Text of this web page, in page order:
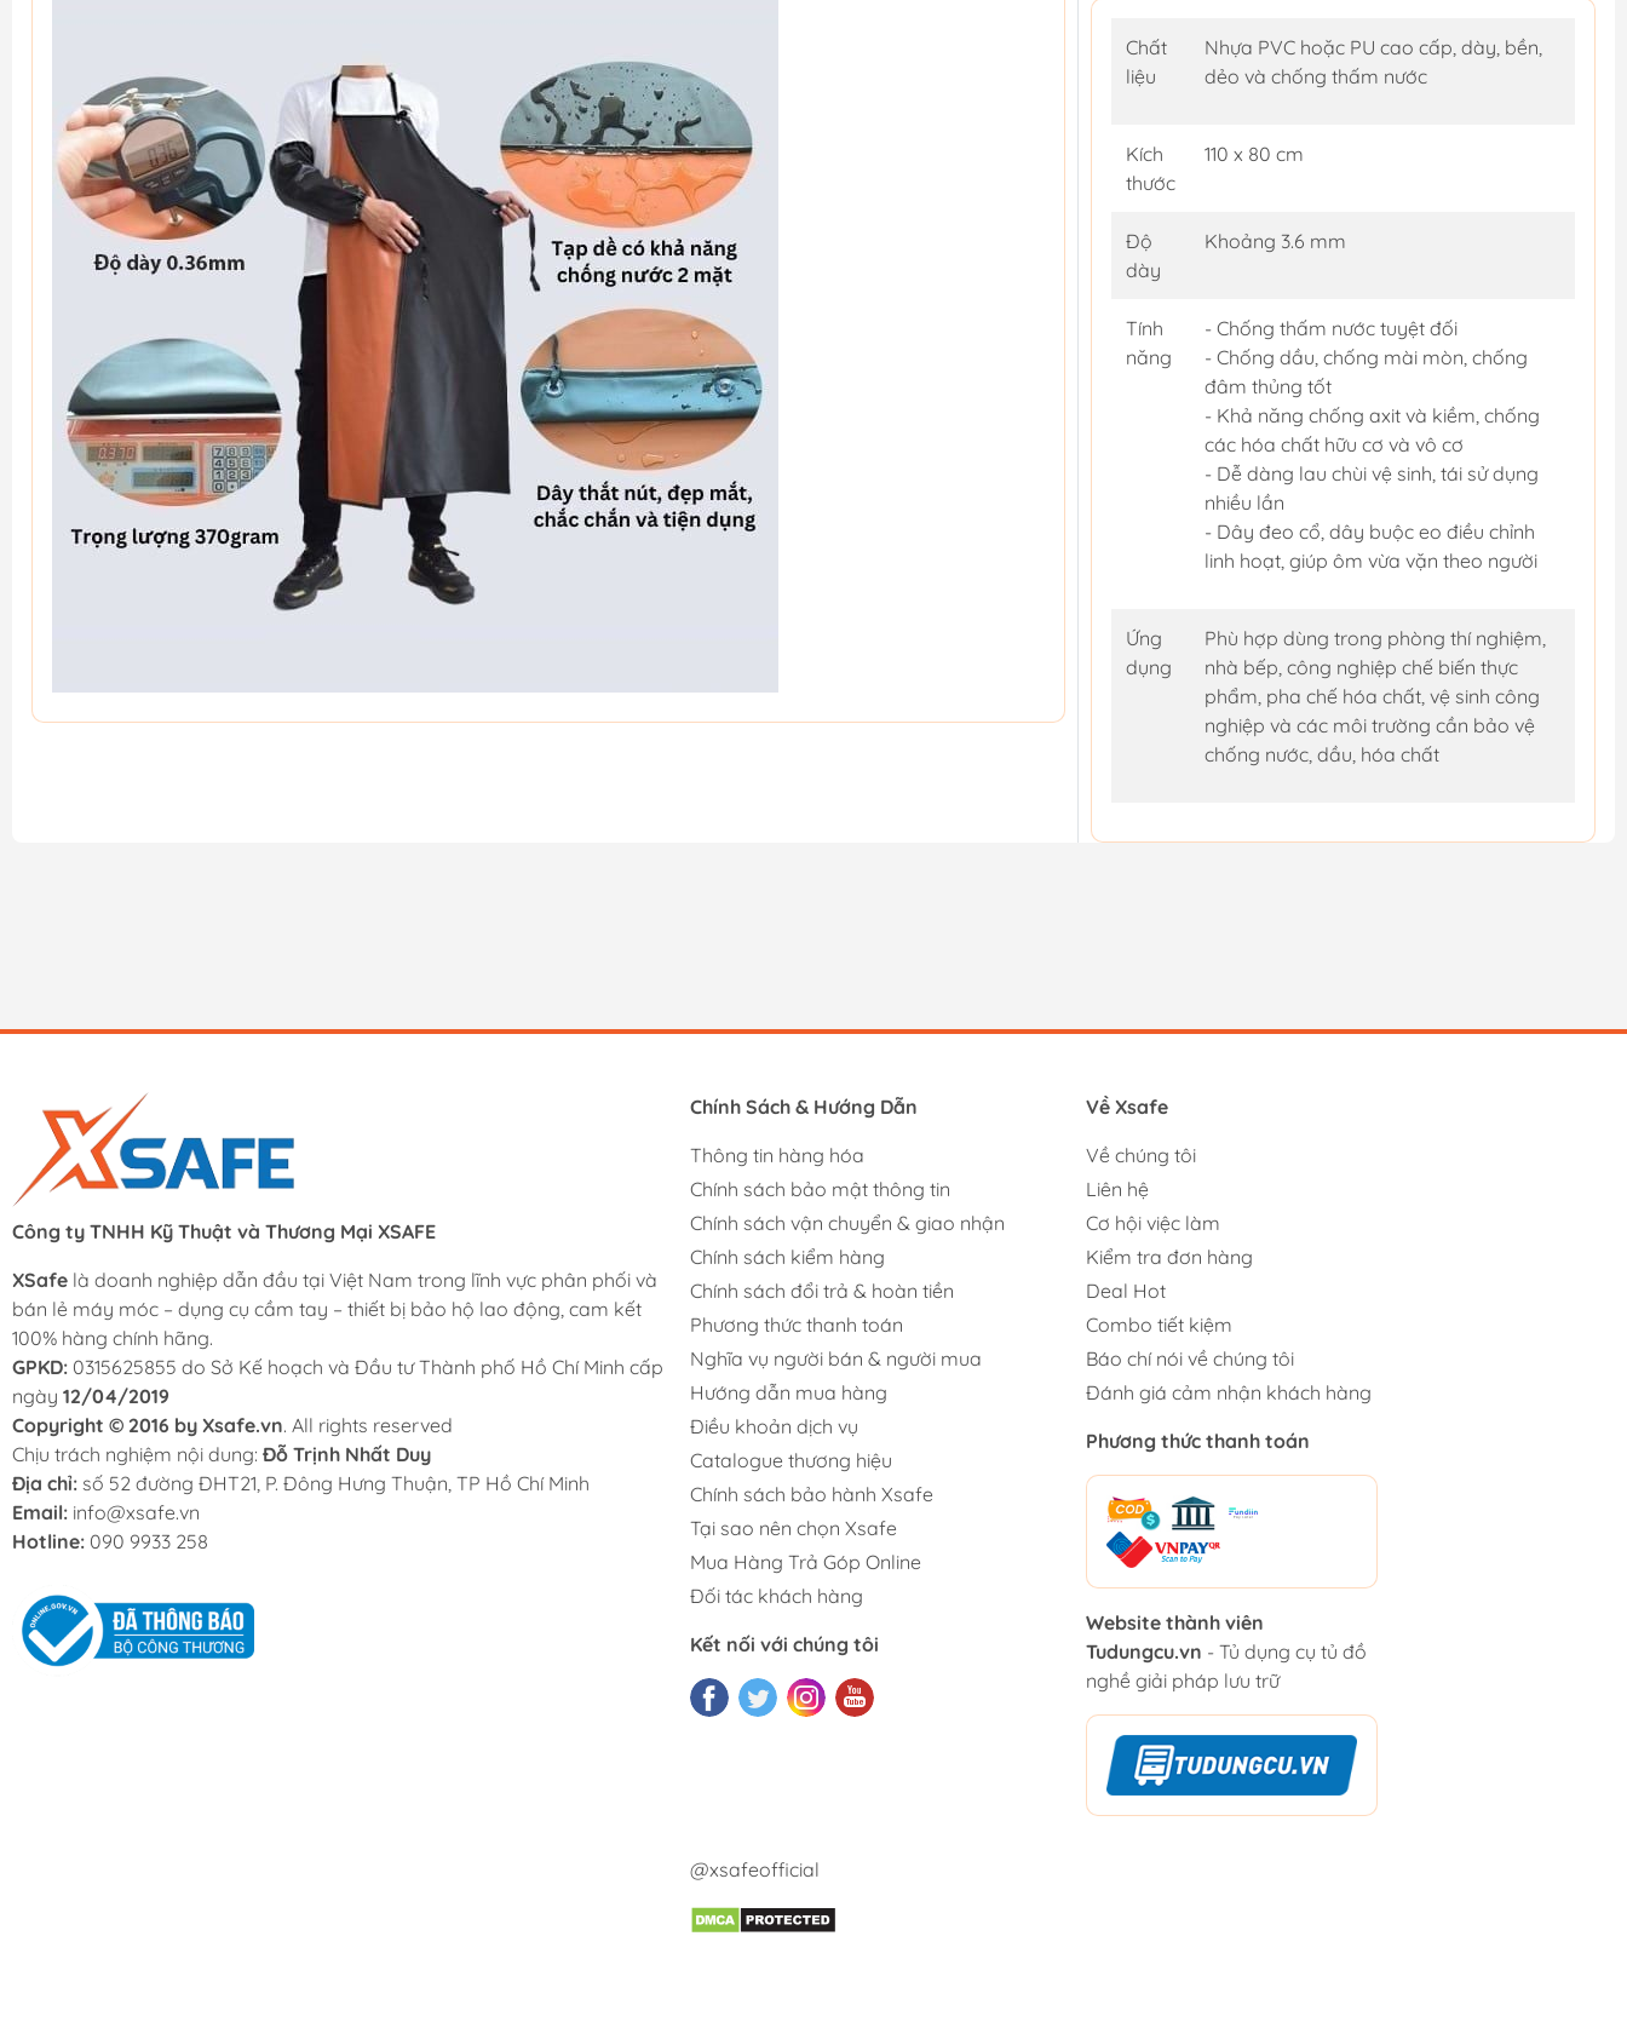
Chất
liệu
Nhựa PVC hoặc PU cao cấp, dày, bền,
dẻo và chống thấm nước
Kích
thước
110 x 80 cm
Độ
dày
Khoảng 3.6 mm
Tính
năng
- Chống thấm nước tuyệt đối
- Chống dầu, chống mài mòn, chống
đâm thủng tốt
- Khả năng chống axit và kiềm, chống
các hóa chất hữu cơ và vô cơ
- Dễ dàng lau chùi vệ sinh, tái sử dụng
nhiều lần
- Dây đeo cổ, dây buộc eo điều chỉnh
linh hoạt, giúp ôm vừa vặn theo người
Ứng
dụng
Phù hợp dùng trong phòng thí nghiệm,
nhà bếp, công nghiệp chế biến thực
phẩm, pha chế hóa chất, vệ sinh công
nghiệp và các môi trường cần bảo vệ
chống nước, dầu, hóa chất
Công ty TNHH Kỹ Thuật và Thương Mại XSAFE
XSafe là doanh nghiệp dẫn đầu tại Việt Nam trong lĩnh vực phân phối và
bán lẻ máy móc – dụng cụ cầm tay – thiết bị bảo hộ lao động, cam kết
100% hàng chính hãng.
GPKD: 0315625855 do Sở Kế hoạch và Đầu tư Thành phố Hồ Chí Minh cấp
ngày 12/04/2019
Copyright © 2016 by Xsafe.vn. All rights reserved
Chịu trách nghiệm nội dung: Đỗ Trịnh Nhất Duy
Địa chỉ: số 52 đường ĐHT21, P. Đông Hưng Thuận, TP Hồ Chí Minh
Email: info@xsafe.vn
Hotline: 090 9933 258
Chính Sách & Hướng Dẫn
Thông tin hàng hóa
Chính sách bảo mật thông tin
Chính sách vận chuyển & giao nhận
Chính sách kiểm hàng
Chính sách đổi trả & hoàn tiền
Phương thức thanh toán
Nghĩa vụ người bán & người mua
Hướng dẫn mua hàng
Điều khoản dịch vụ
Catalogue thương hiệu
Chính sách bảo hành Xsafe
Tại sao nên chọn Xsafe
Mua Hàng Trả Góp Online
Đối tác khách hàng
Kết nối với chúng tôi
Về Xsafe
Về chúng tôi
Liên hệ
Cơ hội việc làm
Kiểm tra đơn hàng
Deal Hot
Combo tiết kiệm
Báo chí nói về chúng tôi
Đánh giá cảm nhận khách hàng
Phương thức thanh toán
Website thành viên
Tudungcu.vn - Tủ dụng cụ tủ đồ
nghề giải pháp lưu trữ
@xsafeofficial